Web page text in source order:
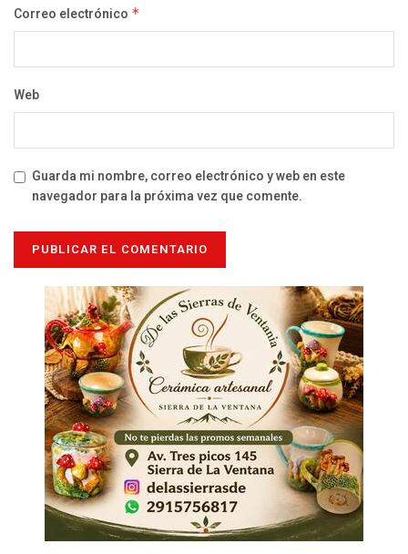
Correo electrónico *
Web
Guarda mi nombre, correo electrónico y web en este
navegador para la próxima vez que comente.